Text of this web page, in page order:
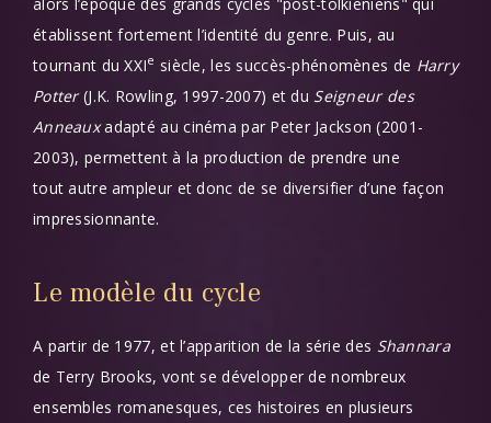
établissent fortement l’identité du genre. Puis, au
tournant du XXIe siècle, les succès-phénomènes de Harry
Potter(J.K. Rowling, 1997-2007) et du Seigneur des
Anneauxadapté au cinéma par Peter Jackson (2001-
2003), permettent à la production de prendre une
tout autre ampleur et donc de se diversifier d’une façon
impressionnante.
Le modèle du cycle
A partir de 1977, et l’apparition de la série des Shannara
de Terry Brooks, vont se développer de nombreux
ensembles romanesques, ces histoires en plusieurs